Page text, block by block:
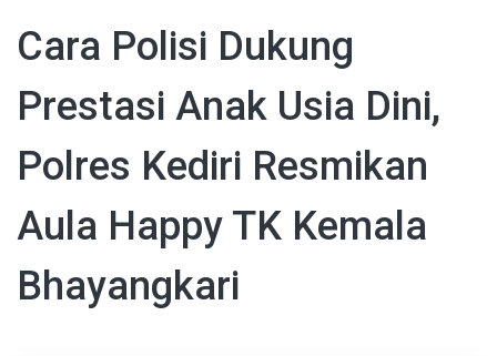
Cara Polisi Dukung
Prestasi Anak Usia Dini,
Polres Kediri Resmikan
Aula Happy TK Kemala
Bhayangkari